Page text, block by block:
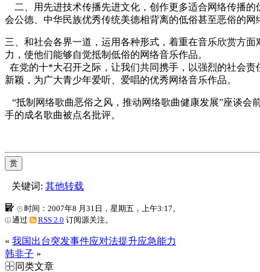
二、用先进技术传播先进文化，创作更多适合网络传播的
会公德、中华民族优秀传统美德相背离的低俗甚至恶俗的网
三、和社会各界一道，运用各种形式，着重在音乐欣赏方
力，使他们能够自觉抵制低俗的网络音乐作品。
在党的十*大召开之际，让我们共同携手，以强烈的社会
新颖，为广大青少年爱听、爱唱的优秀网络音乐作品。
“抵制网络歌曲恶俗之风，推动网络歌曲健康发展”座谈会
手的成名歌曲被点名批评。
赏
关键词: 其他转载
时间：2007年8 月31日，星期五，上午3:17。
通过
RSS 2.0 订阅源关注。
« 我国出台突发事件应对法提升应急能力
韩非子 »
同类文章